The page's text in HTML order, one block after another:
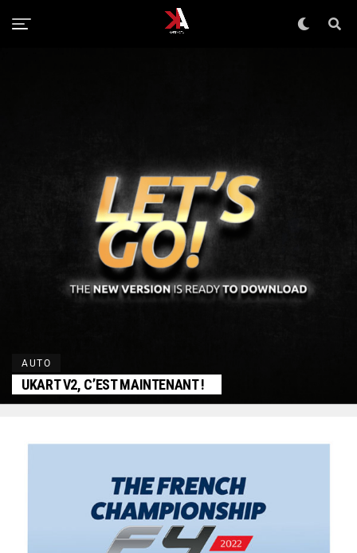
AUTO
UKART V2, C’EST MAINTENANT !